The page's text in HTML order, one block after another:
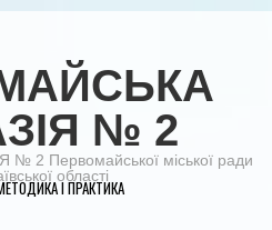
№ 2
2 Первомайської міської ради
області
І ПРАКТИКА